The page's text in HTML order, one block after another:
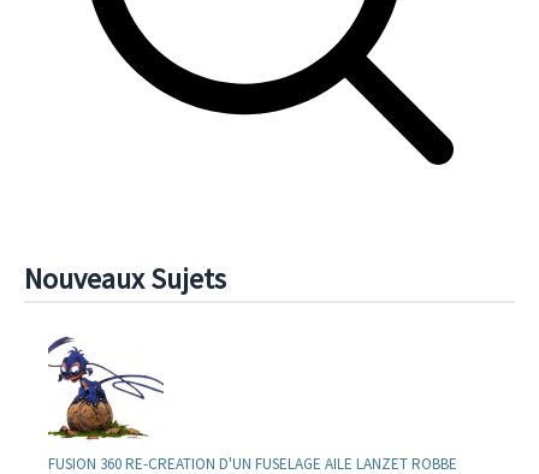
Nouveaux Sujets
FUSION 360 RE-CREATION D'UN FUSELAGE AILE LANZET ROBBE